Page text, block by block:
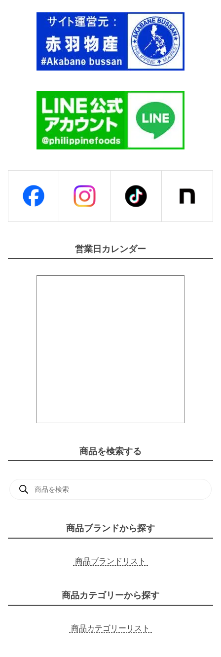
営業日カレンダー
商品を検索する
商品ブランドから探す
商品ブランドリスト
商品カテゴリーから探す
商品カテゴリーリスト